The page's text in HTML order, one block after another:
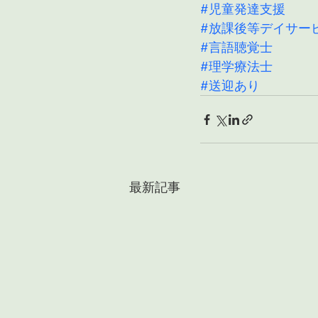
#児童発達支援
#放課後等デイサー
#言語聴覚士
#理学療法士
#送迎あり
最新記事